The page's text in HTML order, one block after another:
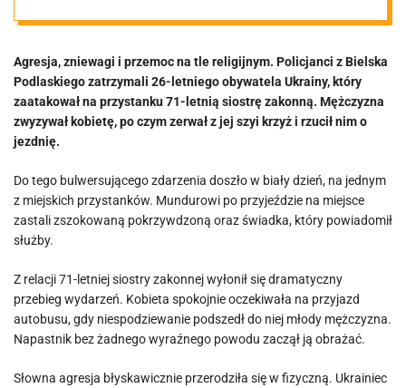
Ukrainiec
zerwał jej krzyż
z szyi [VIDEO]
Agresja, zniewagi i przemoc na tle religijnym. Policjanci z Bielska
Podlaskiego zatrzymali 26-letniego obywatela Ukrainy, który
zaatakował na przystanku 71-letnią siostrę zakonną. Mężczyzna
zwyzywał kobietę, po czym zerwał z jej szyi krzyż i rzucił nim o
jezdnię.
Do tego bulwersującego zdarzenia doszło w biały dzień, na jednym
z miejskich przystanków. Mundurowi po przyjeździe na miejsce
zastali zszokowaną pokrzywdzoną oraz świadka, który powiadomił
służby.
Z relacji 71-letniej siostry zakonnej wyłonił się dramatyczny
przebieg wydarzeń. Kobieta spokojnie oczekiwała na przyjazd
autobusu, gdy niespodziewanie podszedł do niej młody mężczyzna.
Napastnik bez żadnego wyraźnego powodu zaczął ją obrażać.
Słowna agresja błyskawicznie przerodziła się w fizyczną. Ukrainiec